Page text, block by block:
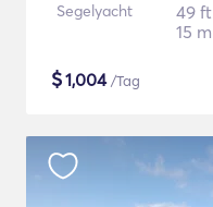
Segelyacht
49 ft
15 m
$1,004/Tag